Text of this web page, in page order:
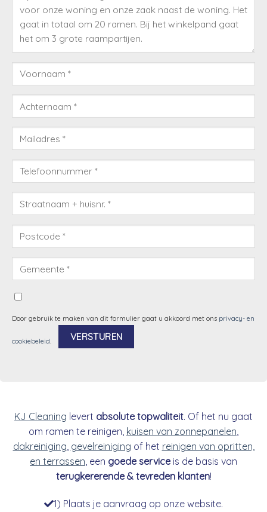
Door gebruik te maken van dit formulier gaat u akkoord met ons privacy- en
cookiebeleid.
KJ Cleaning levert absolute topwaliteit. Of het nu gaat
om ramen te reinigen, kuisen van zonnepanelen
dakreiniging gevelreiniging of het reinigen van opritten,
en terrassen , een goede serviceis de basis van
terugkererende & tevreden klanten!
1) Plaats je aanvraag op onze website.